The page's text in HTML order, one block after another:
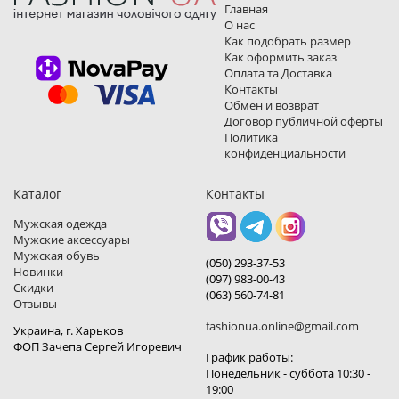
Главная
О нас
Как подобрать размер
Как оформить заказ
Оплата та Доставка
Контакты
Обмен и возврат
Договор публичной оферты
Политика
конфиденциальности
Каталог
Мужская одежда
Мужские аксессуары
Мужская обувь
Новинки
Скидки
Отзывы
Украина, г. Харьков
ФОП Зачепа Сергей Игоревич
Контакты
(050) 293-37-53
(097) 983-00-43
(063) 560-74-81
fashionua.online@gmail.com
График работы:
Понедельник - суббота 10:30 -
19:00